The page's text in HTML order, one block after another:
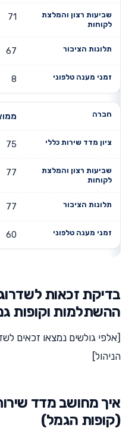
71
67
8
75
77
77
60
בדיקת זכאות
ההשתלמות וקופות
[אלפי גולשים נמצאו זכאים
הניהול]
איך מחושב מדד
(קופות הגמל)